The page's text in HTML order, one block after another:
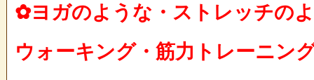
✿ヨガのような・ストレッチの
ウォーキング・筋力トレーニン